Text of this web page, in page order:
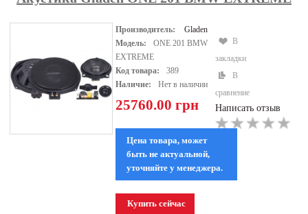
Производитель:
Gladen
Модель:
ONE 201 BMW
EXTREME
Код товара:
389
Наличие:
Нет в наличии
25760.00 грн
Цена товара, может
быть не актуальной,
уточняйте у менеджера.
В
закладки
В
сравнение
Написать отзыв